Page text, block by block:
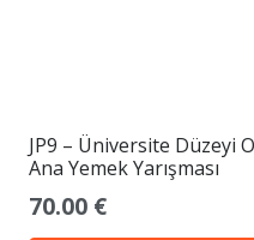
JP9 – Üniversite Düzeyi
Ana Yemek Yarışması
70.00 €